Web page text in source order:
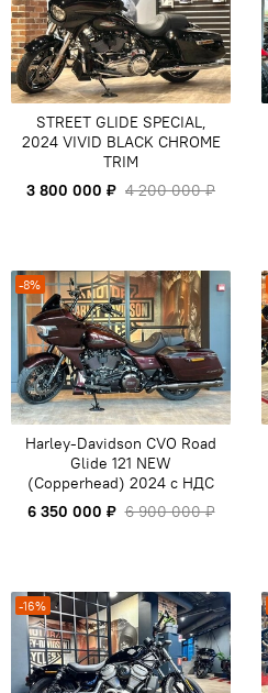
STREET GLIDE SPECIAL,
2024 VIVID BLACK CHROME
TRIM
3 800 000 ₽ 4 200 000 ₽
-8%
Harley-Davidson CVO Road
Glide 121 NEW
(Copperhead) 2024 с НДС
6 350 000 ₽ 6 900 000 ₽
-16%